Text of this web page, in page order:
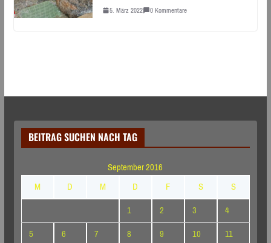
5. März 2022 0 Kommentare
BEITRAG SUCHEN NACH TAG
September 2016
M
D M D F S
S
1
2 3
4
5
6 7 8 9 10
11